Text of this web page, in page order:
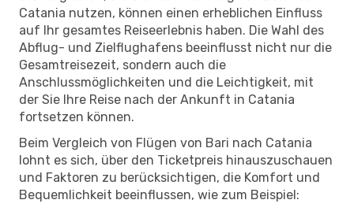
Catania nutzen, können einen erheblichen Einfluss
auf Ihr gesamtes Reiseerlebnis haben. Die Wahl des
Abflug- und Zielflughafens beeinflusst nicht nur die
Gesamtreisezeit, sondern auch die
Anschlussmöglichkeiten und die Leichtigkeit, mit
der Sie Ihre Reise nach der Ankunft in Catania
fortsetzen können.
Beim Vergleich von Flügen von Bari nach Catania
lohnt es sich, über den Ticketpreis hinauszuschauen
und Faktoren zu berücksichtigen, die Komfort und
Bequemlichkeit beeinflussen, wie zum Beispiel: